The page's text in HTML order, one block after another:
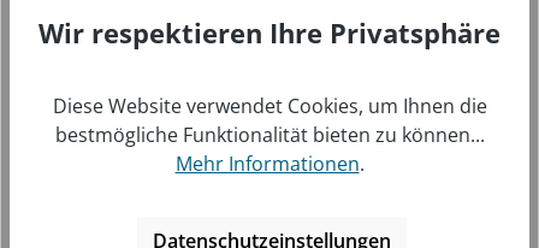
Nr.:
Wir respektieren Ihre Privatsphäre
Diese Website verwendet Cookies, um Ihnen die
bestmögliche Funktionalität bieten zu können...
Mehr Informationen.
Datenschutzeinstellungen